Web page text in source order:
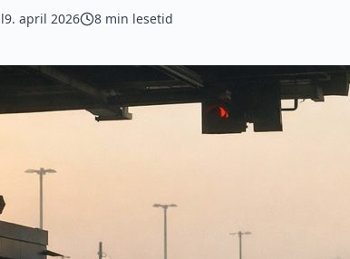
9. april 2026 8 min lesetid